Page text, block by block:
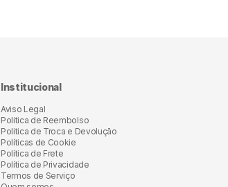
Institucional
Aviso Legal
Politica de Reembolso
Politica de Troca e Devolução
Políticas de Cookie
Política de Frete
Política de Privacidade
Termos de Serviço